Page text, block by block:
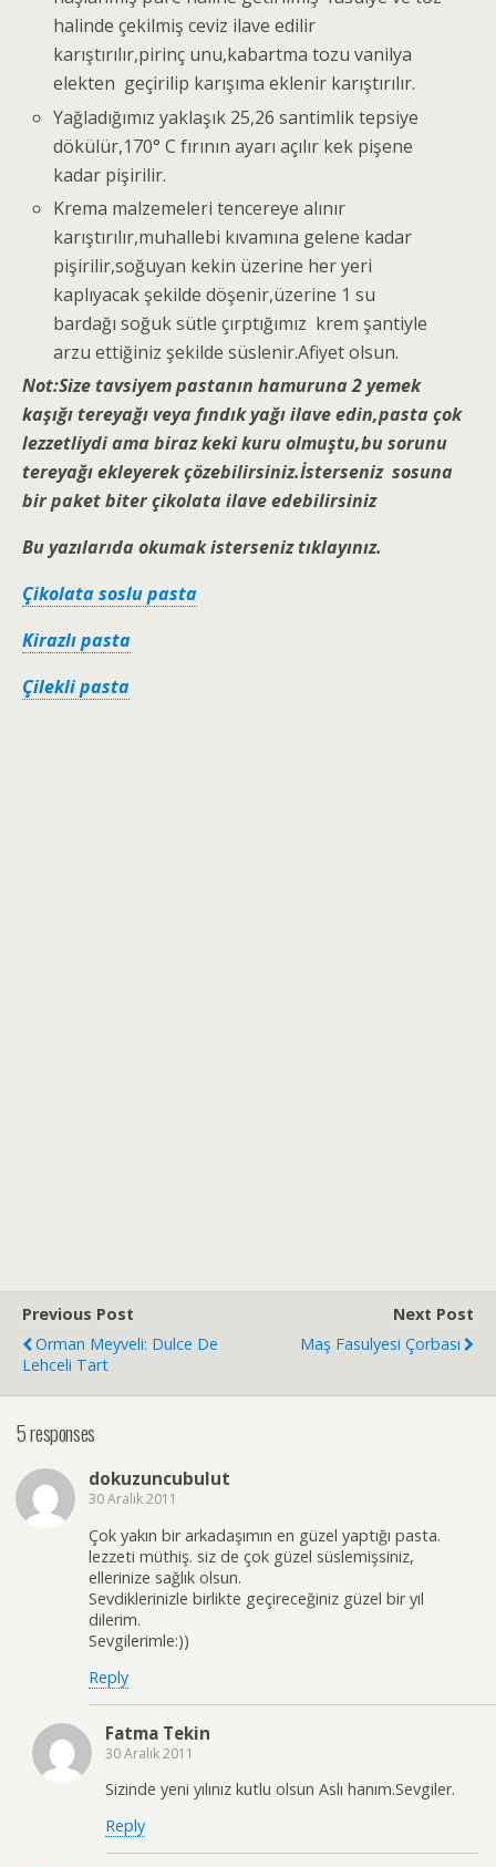
halinde çekilmiş ceviz ilave edilir
karıştırılır,pirinç unu,kabartma tozu vanilya
elekten geçirilip karışıma eklenir karıştırılır.
Yağladığımız yaklaşık 25,26 santimlik tepsiye
dökülür,170° C fırının ayarı açılır kek pişene
kadar pişirilir.
Krema malzemeleri tencereye alınır
karıştırılır,muhallebi kıvamına gelene kadar
pişirilir,soğuyan kekin üzerine her yeri
kaplıyacak şekilde döşenir,üzerine 1 su
bardağı soğuk sütle çırptığımız krem şantiyle
arzu ettiğiniz şekilde süslenir.Afiyet olsun.
Not:Size tavsiyem pastanın hamuruna 2 yemek
kaşığı tereyağı veya fındık yağı ilave edin,pasta çok
lezzetliydi ama biraz keki kuru olmuştu,bu sorunu
tereyağı ekleyerek çözebilirsiniz.İsterseniz sosuna
bir paket biter çikolata ilave edebilirsiniz
Bu yazılarıda okumak isterseniz tıklayınız.
Çikolata soslu pasta
Kirazlı pasta
Çilekli pasta
Previous Post
Orman Meyveli: Dulce De
Lehceli Tart
Next Post
Maş Fasulyesi Çorbası
5 responses
dokuzuncubulut
30 Aralık 2011
Çok yakın bir arkadaşımın en güzel yaptığı pasta.
lezzeti müthiş. siz de çok güzel süslemişsiniz,
ellerinize sağlık olsun.
Sevdiklerinizle birlikte geçireceğiniz güzel bir yıl
dilerim.
Sevgilerimle:))
Reply
Fatma Tekin
30 Aralık 2011
Sizinde yeni yılınız kutlu olsun Aslı hanım.Sevgiler.
Reply